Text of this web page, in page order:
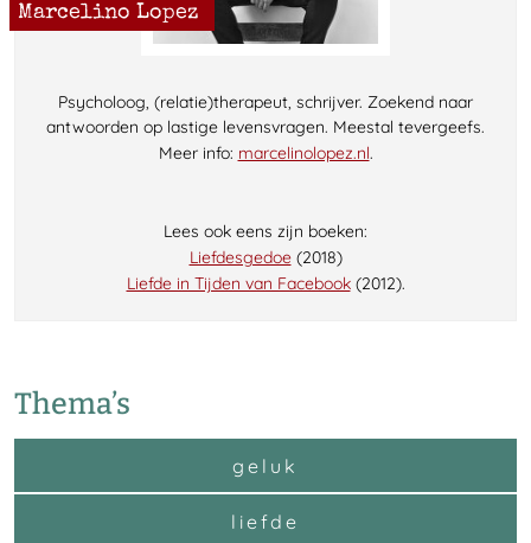
Marcelino Lopez
Psycholoog, (relatie)therapeut, schrijver. Zoekend naar
antwoorden op lastige levensvragen. Meestal tevergeefs.
Meer info: marcelinolopez.nl.
Lees ook eens zijn boeken:
Liefdesgedoe(2018)
Liefde in Tijden van Facebook(2012).
Thema’s
geluk
liefde